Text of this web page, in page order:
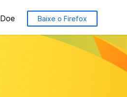
Doe Baixe o Firefox